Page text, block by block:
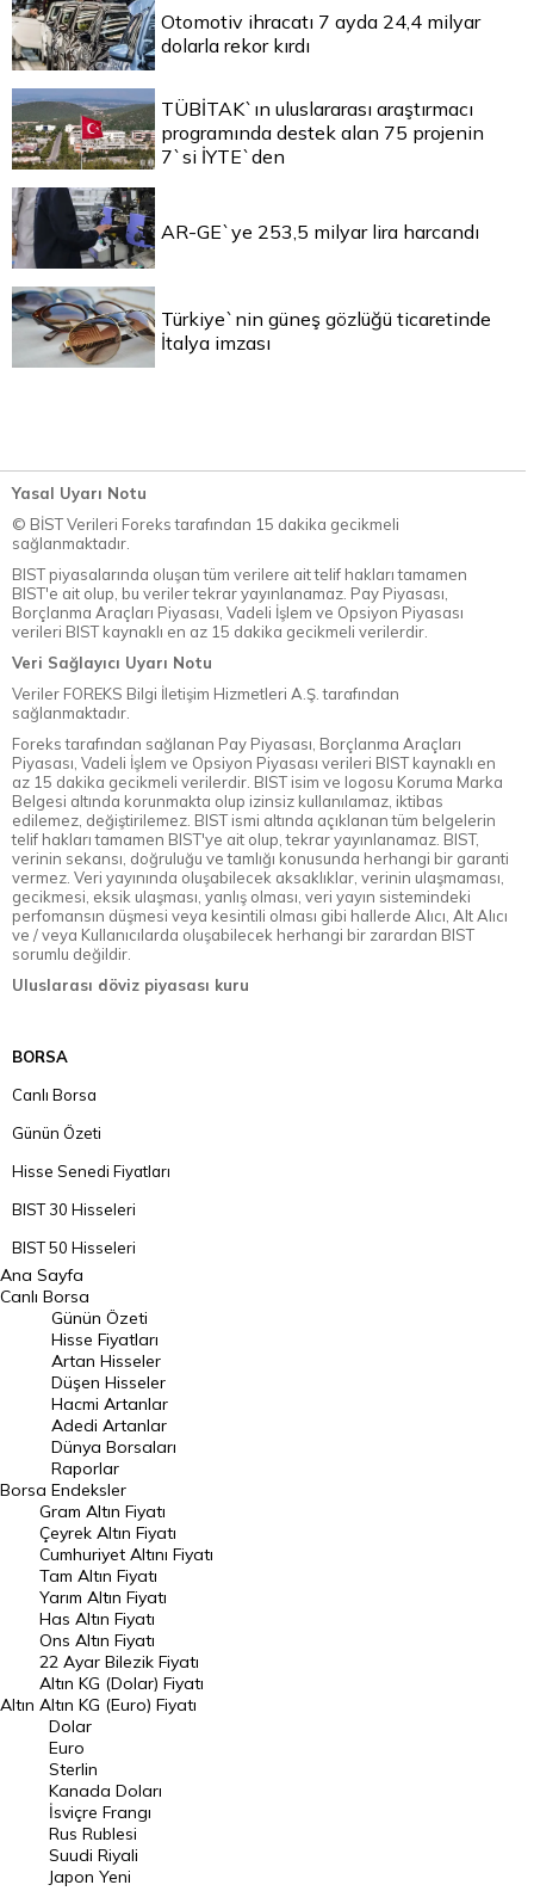
Otomotiv ihracatı 7 ayda 24,4 milyar
dolarla rekor kırdı
TÜBİTAK`ın uluslararası araştırmacı
programında destek alan 75 projenin
7`si İYTE`den
AR-GE`ye 253,5 milyar lira harcandı
Türkiye`nin güneş gözlüğü ticaretinde
İtalya imzası
Yasal Uyarı Notu
© BİST Verileri Foreks tarafından 15 dakika gecikmeli
sağlanmaktadır.
BIST piyasalarında oluşan tüm verilere ait telif hakları tamamen
BIST'e ait olup, bu veriler tekrar yayınlanamaz. Pay Piyasası,
Borçlanma Araçları Piyasası, Vadeli İşlem ve Opsiyon Piyasası
verileri BIST kaynaklı en az 15 dakika gecikmeli verilerdir.
Veri Sağlayıcı Uyarı Notu
Veriler FOREKS Bilgi İletişim Hizmetleri A.Ş. tarafından
sağlanmaktadır.
Foreks tarafından sağlanan Pay Piyasası, Borçlanma Araçları
Piyasası, Vadeli İşlem ve Opsiyon Piyasası verileri BIST kaynaklı en
az 15 dakika gecikmeli verilerdir. BIST isim ve logosu Koruma Marka
Belgesi altında korunmakta olup izinsiz kullanılamaz, iktibas
edilemez, değiştirilemez. BIST ismi altında açıklanan tüm belgelerin
telif hakları tamamen BIST'ye ait olup, tekrar yayınlanamaz. BIST,
verinin sekansı, doğruluğu ve tamlığı konusunda herhangi bir garanti
vermez. Veri yayınında oluşabilecek aksaklıklar, verinin ulaşmaması,
gecikmesi, eksik ulaşması, yanlış olması, veri yayın sistemindeki
perfomansın düşmesi veya kesintili olması gibi hallerde Alıcı, Alt Alıcı
ve / veya Kullanıcılarda oluşabilecek herhangi bir zarardan BIST
sorumlu değildir.
Uluslarası döviz piyasası kuru
BORSA
Canlı Borsa
Günün Özeti
Hisse Senedi Fiyatları
BIST 30 Hisseleri
BIST 50 Hisseleri
BIST 100 Hisseleri
En Çok Artan Hisseler
En Çok Düşen Hisseler
Hacmi Artanlar
Geçmiş Kapanışlar
Dünya Borsaları
Raporlar
Endeksler
DÖVİZ
Döviz Kuru
Dolar Kuru
Euro Kuru
Pound Kuru
Frank Kuru
Riyal Kuru
Avustralya Doları
Ana Sayfa
Canlı Borsa
Borsa
Günün Özeti
Hisse Fiyatları
Artan Hisseler
Düşen Hisseler
Hacmi Artanlar
Adedi Artanlar
Dünya Borsaları
Raporlar
Endeksler
Altın
Gram Altın Fiyatı
Çeyrek Altın Fiyatı
Cumhuriyet Altını Fiyatı
Tam Altın Fiyatı
Yarım Altın Fiyatı
Has Altın Fiyatı
Ons Altın Fiyatı
22 Ayar Bilezik Fiyatı
Altın KG (Dolar) Fiyatı
Altın KG (Euro) Fiyatı
Dolar
Euro
Sterlin
Kanada Doları
İsviçre Frangı
Rus Rublesi
Suudi Riyali
Japon Yeni